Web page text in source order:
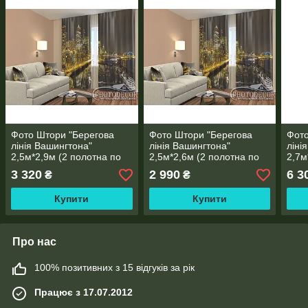
Фото Штори "Берегова
лінія Вашингтона"
2,5м*2,9м (2 полотна по
1,45м), тасьма
3 320 ₴
Купити
Фото Штори "Берегова
лінія Вашингтона"
2,5м*2,6м (2 полотна по
1,30м), тасьма
2 990₴
Купити
6
Про нас
100% позитивних з 15 відгуків за рік
Працює з 17.07.2012